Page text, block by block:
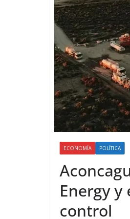
ECONOMÍA POLÍTICA
Energy y
control